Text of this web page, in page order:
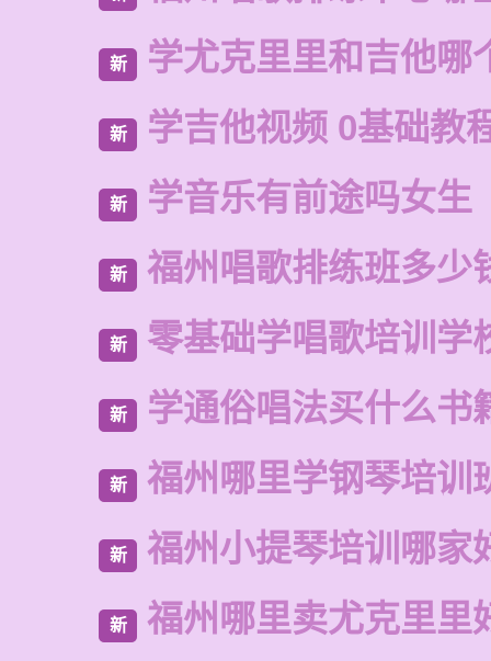
新 学尤克里里和吉他哪
新 学吉他视频 0基础教
新 学音乐有前途吗女生
新 福州唱歌排练班多少
新 零基础学唱歌培训学
新 学通俗唱法买什么书
新 福州哪里学钢琴培训
新 福州小提琴培训哪家
新 福州哪里卖尤克里里